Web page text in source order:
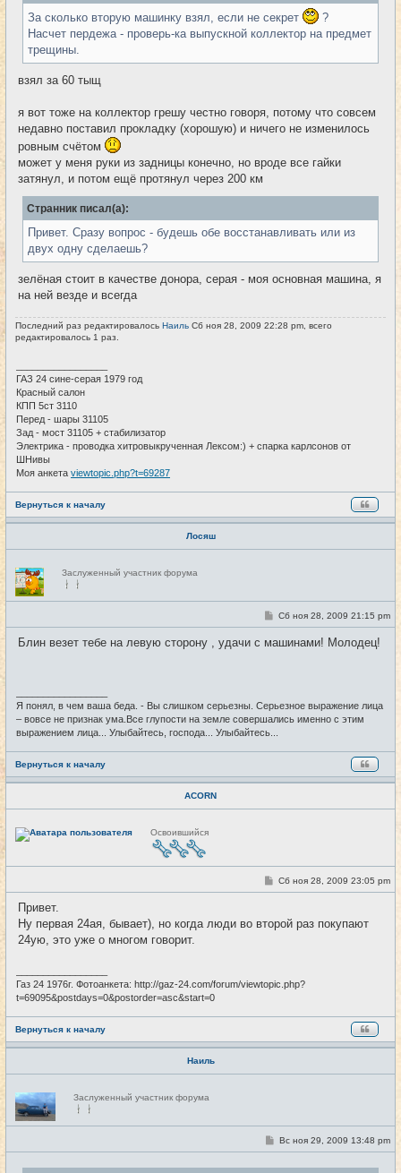
е
н
е
За сколько вторую машинку взял, если не секрет
?
Насчет пердежа - проверь-ка выпускной коллектор на предмет
трещины.
взял за 60 тыщ
я вот тоже на коллектор грешу честно говоря, потому что совсем
недавно поставил прокладку (хорошую) и ничего не изменилось
ровным счётом
может у меня руки из задницы конечно, но вроде все гайки
затянул, и потом ещё протянул через 200 км
Странник писал(а):
Привет. Сразу вопрос - будешь обе восстанавливать или из
двух одну сделаешь?
зелёная стоит в качестве донора, серая - моя основная машина, я
на ней везде и всегда
Последний раз редактировалось Наиль Сб ноя 28, 2009 22:28 pm, всего
редактировалось 1 раз.
ГАЗ 24 сине-серая 1979 год
Красный салон
КПП 5ст 3110
Перед - шары 31105
Зад - мост 31105 + стабилизатор
Электрика - проводка хитровыкрученная Лексом:) + спарка карлсонов от
ШНивы
Моя анкета viewtopic.php?t=69287
Вернуться к началу
Лосяш
Н
е
в
с
и
Заслуженный участник форума
#7
С
о
б
Сб ноя 28, 2009 21:15 pm
Блин везет тебе на левую сторону , удачи с машинами! Молодец!
Я понял, в чем ваша беда. - Вы слишком серьезны. Серьезное выражение лица
– вовсе не признак ума.Все глупости на земле совершались именно с этим
выражением лица... Улыбайтесь, господа... Улыбайтесь...
Вернуться к началу
ACORN
Н
е
е
и
Освоившийся
#8
С
о
щ
е
Сб ноя 28, 2009 23:05 pm
Привет.
Ну первая 24ая, бывает), но когда люди во второй раз покупают
24ую, это уже о многом говорит.
Газ 24 1976г. Фотоанкета: http://gaz-24.com/forum/viewtopic.php?
t=69095&postdays=0&postorder=asc&start=0
Вернуться к началу
Наиль
Н
е
в
с
и
Заслуженный участник форума
#9
С
о
Вс ноя 29, 2009 13:48 pm